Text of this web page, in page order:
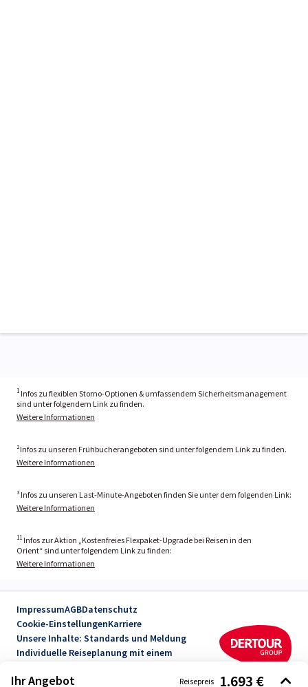
Ihr Angebot Reisepreis 1.693 €
1 Infos zu flexiblen Storno-Optionen & umfassendem Sicherheitsmanagement
sind unter folgendem Link zu finden.
Weitere Informationen
²Infos zu unseren Frühbucherangeboten sind unter folgendem Link zu finden.
Weitere Informationen
³ Infos zu unseren Last-Minute-Angeboten finden Sie unter dem folgenden Link:
Weitere Informationen
11 Infos zur Aktion „Kostenfreies Flexpaket-Upgrade bei Reisen in den
Orient“ sind unter folgendem Link zu finden:
Weitere Informationen
ImpressumAGBDatenschutz
Cookie-EinstellungenKarriere
Unsere Inhalte: Standards und Meldung
Individuelle Reiseplanung mit einem
Erklärung zur Barrierefreiheit